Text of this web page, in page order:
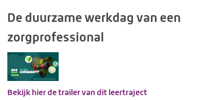
De duurzame werkdag van een
zorgprofessional
Bekijk hier de trailer van dit leertraject